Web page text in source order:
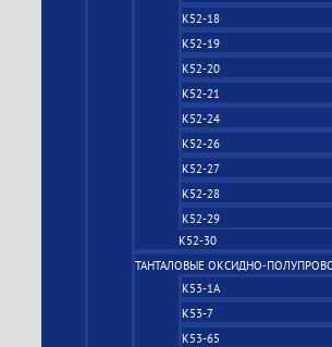
К52-18
К52-19
К52-20
К52-21
К52-24
К52-26
К52-27
К52-28
К52-29
К52-30
ТАНТАЛОВЫЕ
К53-1А
К53-7
К53-65